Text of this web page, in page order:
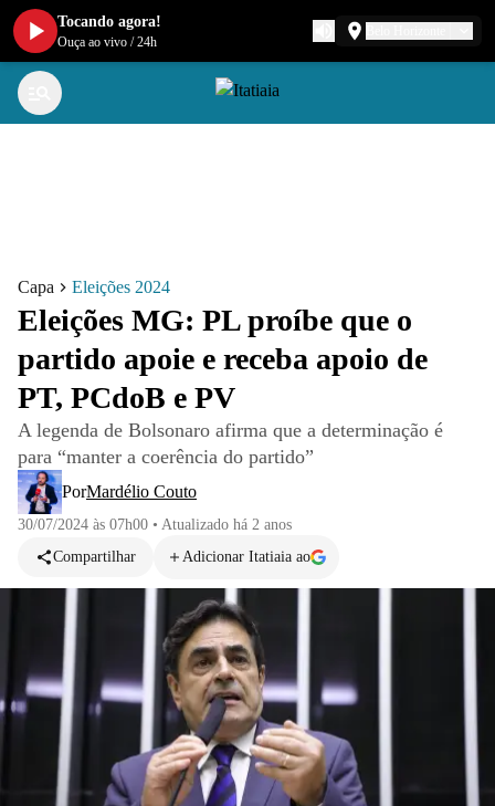
Capa Eleições 2024
Eleições MG: PL proíbe que o
partido apoie e receba apoio de
PT, PCdoB e PV
A legenda de Bolsonaro afirma que a determinação é
para “manter a coerência do partido”
PorMardélio Couto
30/07/2024 às 07h00 • Atualizado há 2 anos
Compartilhar
Adicionar Itatiaia ao
Tocando agora!
Ouça ao vivo /24h